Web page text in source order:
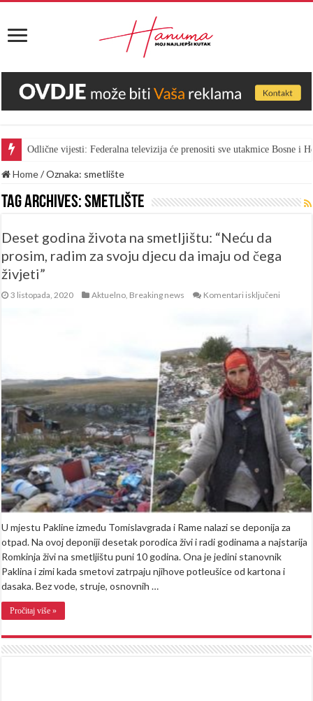
Odlične vijesti: Federalna televizija će prenositi sve utakmice Bosne i
Home/Oznaka: smetlište
Tag Archives:smetlište
Deset godina života na smetljištu: “Neću da
prosim, radim za svoju djecu da imaju od čega
živjeti”
3 listopada, 2020 Aktuelno Breaking news Komentari isključeni
“Neću
da
prosim,
radim
za
svoju
djecu
da
imaju
od
čega
živjeti”
U mjestu Pakline između Tomislavgrada i Rame nalazi se deponija za
otpad. Na ovoj deponiji desetak porodica živi i radi godinama a najstarija
Romkinja živi na smetljištu puni 10 godina. Ona je jedini stanovnik
Paklina i zimi kada smetovi zatrpaju njihove potleušice od kartona i
dasaka. Bez vode, struje, osnovnih …
Pročitaj više »